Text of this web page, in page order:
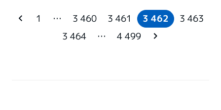
1 … 3 460 3 461 3 462
3 463
3 464
… 4 499